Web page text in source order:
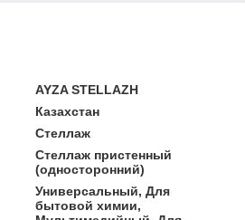
AYZA STELLAZH
Казахстан
Стеллаж
Стеллаж пристенный
(односторонний)
Универсальный, Для
бытовой химии,